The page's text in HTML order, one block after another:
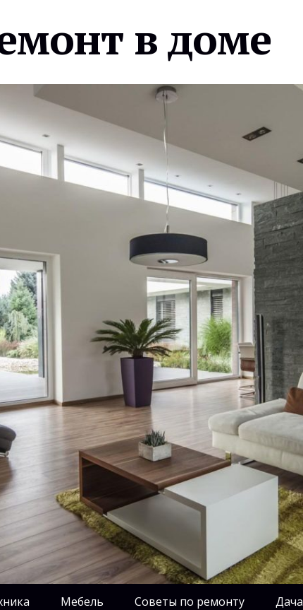
в доме
Мебель Советы по ремонту Дача